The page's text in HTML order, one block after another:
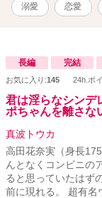
溺愛 恋愛
長編 完結
お気に入り:145 24h.ポ
君は淫らなシンデ
ポちゃんを離さな
真波トウカ
高田花奈実（身長
んとなくコンビニの
ると思っていたはず
前に現れる。 超有名